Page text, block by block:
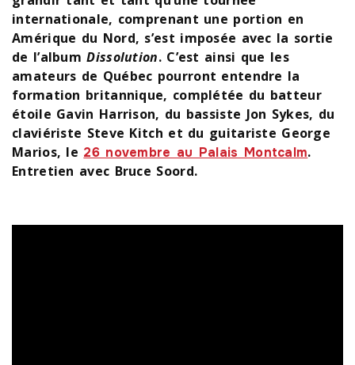
internationale, comprenant une portion en
Amérique du Nord, s’est imposée avec la sortie
de l’albumDissolution. C’est ainsi que les
amateurs de Québec pourront entendre la
formation britannique, complétée du batteur
étoile Gavin Harrison, du bassiste Jon Sykes, du
claviériste Steve Kitch et du guitariste George
Marios, le 26 novembre au Palais Montcalm.
Entretien avec Bruce Soord.